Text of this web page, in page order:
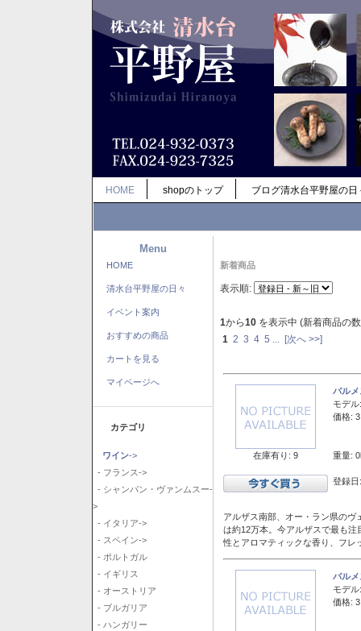
HOME shopのトップ ブログ清水台平野屋の日
Menu
HOME
清水台平野屋の日々
イベント案内
おすすめの商品
カートを見る
マイページへ
カテゴリ
ワイン->
- フランス->
- シャンパン・ヴァンムスー-
>
- イタリア->
- スペイン->
- ポルトガル
- イギリス
- オーストリア
- ブルガリア
- ハンガリー
新着商品
表示順:
1から10 を表示中 (新着商品の
1 2 3 4 5 [次へ >>]
在庫有り: 9
バル
モデル:
価格:
重量:
登録
アルザス南部、オー・ラン県の
は約12万本。今アルザスで最も
性とアロマティックな香り、フレ
バル
モデル:
価格: